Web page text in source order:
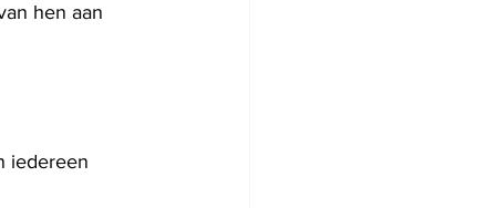
hen aan
iedereen